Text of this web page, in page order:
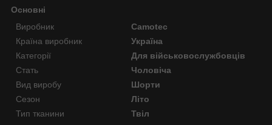
Основні
Виробник
Camotec
Країна виробник
Україна
Категорії
Для військовослужбовців
Стать
Чоловіча
Вид виробу
Шорти
Сезон
Літо
Тип тканини
Твіл